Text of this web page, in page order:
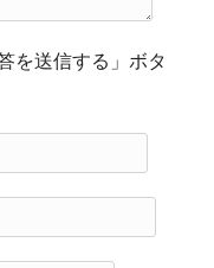
を送信する」ボタ